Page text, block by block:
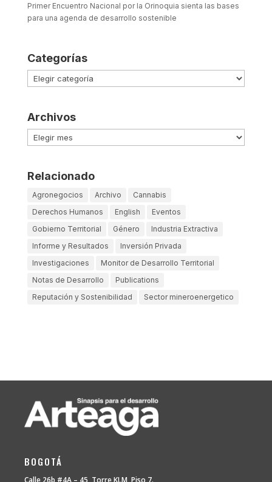
Primer Encuentro Nacional por la Orinoquia sienta las bases
para una agenda de desarrollo sostenible
Categorías
Categorías
Archivos
Archivos
Relacionado
Agronegocios Archivo
Cannabis
Derechos Humanos
English
Eventos
Gobierno Territorial
Género
Industria Extractiva
Informe y Resultados
Inversión Privada
Investigaciones
Monitor de Desarrollo Territorial
Notas de Desarrollo
Publications
Reputación y Sostenibilidad
Sector mineroenergetico
BOGOTÁ